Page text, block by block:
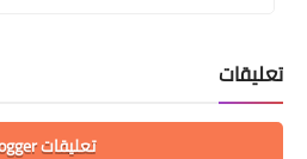
تعليقات
تعليقات Blogger